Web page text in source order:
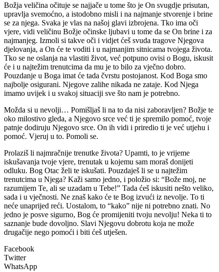
Božja veličina očituje se najjače u tome što je On svugdje prisutan,
upravlja svemoćno, a istodobno misli i na najmanje stvorenje i brine
se za njega. Svaka je vlas na našoj glavi izbrojena. Tko ima oči
vjere, vidi veličinu Božje očinske ljubavi u tome da se On brine i za
najmanjeg. Izmoli si takve oči i vidjet ćeš svuda tragove Njegova
djelovanja, a On će te voditi i u najmanjim sitnicama tvojega života.
Tko se ne oslanja na vlastiti život, već potpuno ovisi o Bogu, iskusit
će i u najtežim trenutcima da mu je to bilo za vječno dobro.
Pouzdanje u Boga imat će tada čvrstu postojanost. Kod Boga smo
najbolje osigurani. Njegove zalihe nikada ne zataje. Kod Njega
imamo uvijek i u svakoj situaciji sve što nam je potrebno.
Možda si u nevolji… Pomišljaš li na to da nisi zaboravljen? Božje te
oko milostivo gleda, a Njegovo srce već ti je spremilo pomoć, tvoje
patnje dodiruju Njegovo srce. On ih vidi i priredio ti je već utjehu i
pomoć. Vjeruj u to. Pomoli se.
Prolaziš li najmračnije trenutke života? Upamti, to je vrijeme
iskušavanja tvoje vjere, trenutak u kojemu sam moraš donijeti
odluku. Bog Otac želi te iskušati. Pouzdaješ li se u najtežim
trenutcima u Njega? Kaži samo jedno, i položio si: “Bože moj, ne
razumijem Te, ali se uzadam u Tebe!” Tada ćeš iskusiti nešto veliko,
sada i u vječnosti. Ne znaš kako će te Bog izvući iz nevolje. To ti
neće unaprijed reći. Uostalom, to “kako” nije ni potrebno znati. No
jedno je posve sigurno, Bog će promijeniti tvoju nevolju! Neka ti to
saznanje bude dovoljno. Slavi Njegovu dobrotu koja ne može
drugačije nego pomoći i biti ćeš utješen.
Facebook
Twitter
WhatsApp